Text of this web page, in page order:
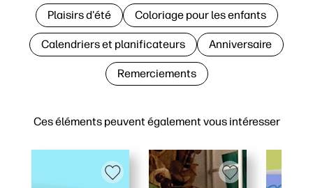
Ces éléments peuvent également vous intéresser
Plaisirs d'été Coloriage pour les enfants
Calendriers et planificateurs Anniversaire
Remerciements